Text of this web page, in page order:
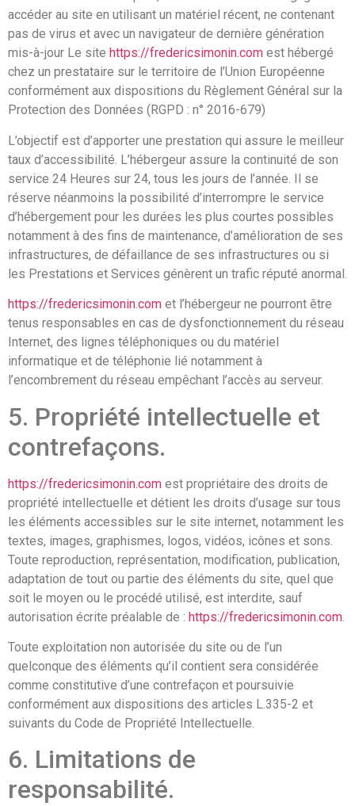
accéder au site en utilisant un matériel récent, ne contenant
pas de virus et avec un navigateur de dernière génération
mis-à-jour Le site https://fredericsimonin.com est hébergé
chez un prestataire sur le territoire de l’Union Européenne
conformément aux dispositions du Règlement Général sur la
Protection des Données (RGPD : n° 2016-679)
L’objectif est d’apporter une prestation qui assure le meilleur
taux d’accessibilité. L’hébergeur assure la continuité de son
service 24 Heures sur 24, tous les jours de l’année. Il se
réserve néanmoins la possibilité d’interrompre le service
d’hébergement pour les durées les plus courtes possibles
notamment à des fins de maintenance, d’amélioration de ses
infrastructures, de défaillance de ses infrastructures ou si
les Prestations et Services génèrent un trafic réputé anormal.
https://fredericsimonin.com et l’hébergeur ne pourront être
tenus responsables en cas de dysfonctionnement du réseau
Internet, des lignes téléphoniques ou du matériel
informatique et de téléphonie lié notamment à
l’encombrement du réseau empêchant l’accès au serveur.
5. Propriété intellectuelle et
contrefaçons.
https://fredericsimonin.com est propriétaire des droits de
propriété intellectuelle et détient les droits d’usage sur tous
les éléments accessibles sur le site internet, notamment les
textes, images, graphismes, logos, vidéos, icônes et sons.
Toute reproduction, représentation, modification, publication,
adaptation de tout ou partie des éléments du site, quel que
soit le moyen ou le procédé utilisé, est interdite, sauf
autorisation écrite préalable de : https://fredericsimonin.com
Toute exploitation non autorisée du site ou de l’un
quelconque des éléments qu’il contient sera considérée
comme constitutive d’une contrefaçon et poursuivie
conformément aux dispositions des articles L.335-2 et
suivants du Code de Propriété Intellectuelle.
6. Limitations de
responsabilité.